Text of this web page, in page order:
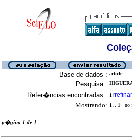
Base de dados : article
Pesquisa :
Refer�ncias encontradas : 1 [refinar
Mostrando: 1 .. 1 no
p�gina 1 de 1